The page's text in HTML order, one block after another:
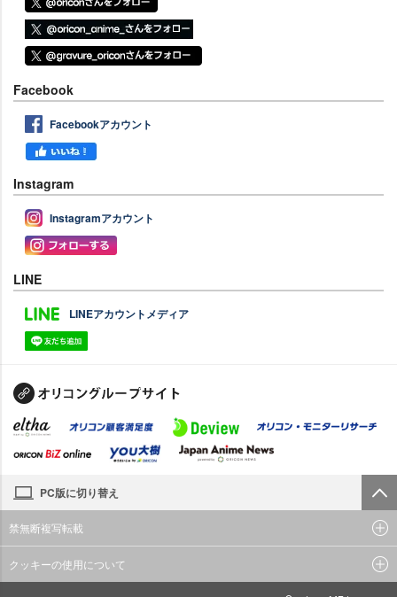
Facebook
Facebookアカウント
Instagram
Instagramアカウント
LINE
LINEアカウントメディア
PC版に切り替え
禁無断複写転載
クッキーの使用について